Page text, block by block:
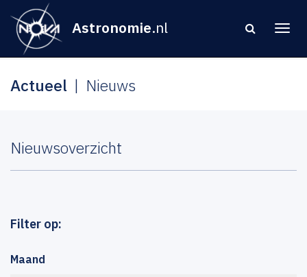
Astronomie.nl
Actueel Nieuws
Nieuwsoverzicht
Filter op:
Maand